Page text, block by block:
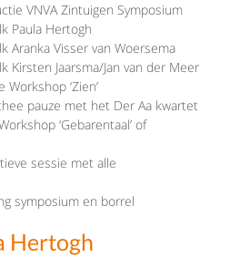
VNVA Zintuigen Symposium
Paula Hertogh
Aranka Visser van Woersema
Kirsten Jaarsma/Jan van der Meer
Workshop ‘Zien’
pauze met het Der Aa kwartet
‘Gebarentaal’ of
sessie met alle
symposium en borrel
Hertogh